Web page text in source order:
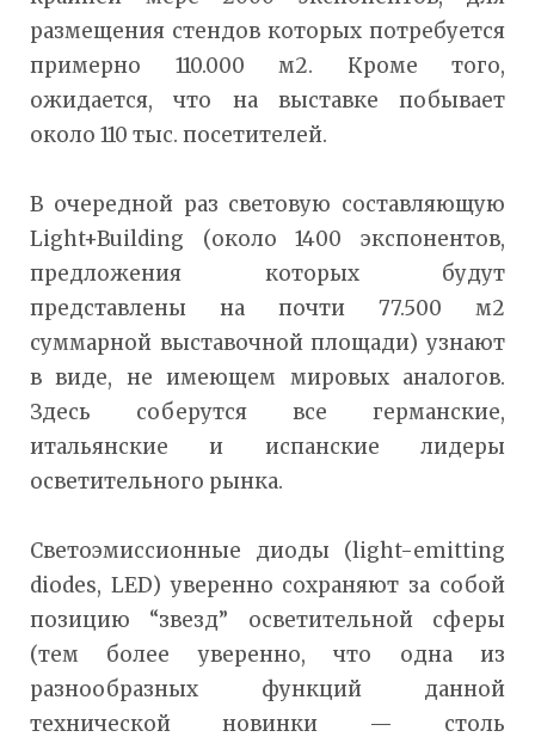
размещения стендов которых потребуется
примерно 110.000 м2. Кроме того,
ожидается, что на выставке побывает
около 110 тыс. посетителей.
В очередной раз световую составляющую
Light+Building (около 1400 экспонентов,
предложения которых будут
представлены на почти 77.500 м2
суммарной выставочной площади) узнают
в виде, не имеющем мировых аналогов.
Здесь соберутся все германские,
итальянские и испанские лидеры
осветительного рынка.
Светоэмиссионные диоды (light-emitting
diodes, LED) уверенно сохраняют за собой
позицию “звезд” осветительной сферы
(тем более уверенно, что одна из
разнообразных функций данной
технической новинки — столь